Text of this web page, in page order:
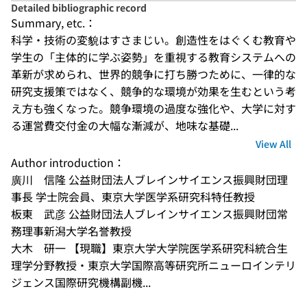
Detailed bibliographic record
Summary, etc.：
科学・技術の変貌はすさまじい。創造性をはぐくむ教育や
学生の「主体的に学ぶ姿勢」を重視する教育システムへの
革新が求められ、世界的競争に打ち勝つために、一律的な
研究支援策ではなく、競争的な環境が効果を生むという考
え方も強くなった。競争環境の過度な強化や、大学に対す
る運営費交付金の大幅な漸減が、地味な基礎...
View All
Author introduction：
廣川　信隆 公益財団法人ブレインサイエンス振興財団理
事長 学士院会員、東京大学医学系研究科特任教授
板東　武彦 公益財団法人ブレインサイエンス振興財団常
務理事新潟大学名誉教授
大木　研一 【現職】東京大学大学院医学系研究科統合生
理学分野教授・東京大学国際高等研究所ニューロインテリ
ジェンス国際研究機構副機...